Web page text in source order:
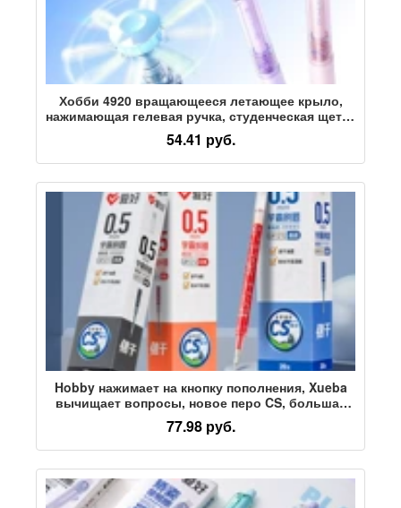
Хобби 4920 вращающееся летающее крыло,
нажимающая гелевая ручка, студенческая щетка
для головы, ручка для вопросов, поворотная
ручка для мальчиков и девочек, ценная
54.41 руб.
Hobby нажимает на кнопку пополнения, Xueba
вычищает вопросы, новое перо CS, большая
емкость для пополнения, быстросохнущая и
плавная коррекция ошибок, красная
сердцевина для экзамена
77.98 руб.